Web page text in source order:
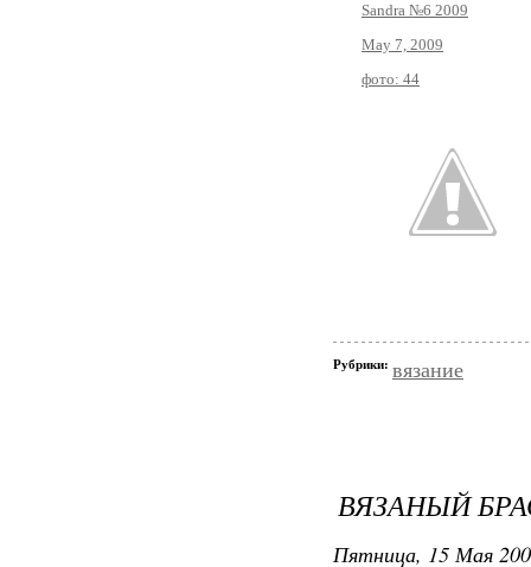
Sandra №6 2009
May 7, 2009
фото: 44
Рубрики: вязание
ВЯЗАНЫЙ
Пятница, 15 Мая